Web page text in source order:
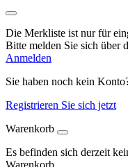
Die Merkliste ist nur für
Bitte melden Sie sich über
Anmelden
Sie haben noch kein
Registrieren Sie sich jetzt
Warenkorb
Es befinden sich derzeit